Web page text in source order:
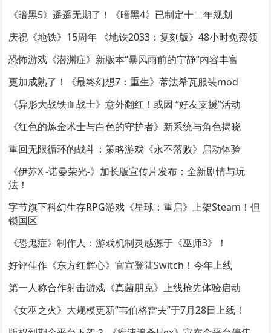
《暗黑5》遥遥无期了！《暗黑4》已制定十二年规划
庆祝《地铁》15周年 《地铁2033：复刻版》48小时免费领
恐怖游戏《潜渊症》新版本“暴风雨前的宁静”内容丰富
更加成熟了！《最终幻想7：重生》蒂法希瓦服装mod
《异形大战铁血战士》意外翻红！或因 “好友支援”活动
《红色的炼金术士与白色的守护者》新系统与角色揭晓
重回无限循环的战斗：策略游戏《永不落败》启动体验
《伊苏X -诺曼荣光-》加长版宣传片发布：全新剧情与玩
法！
字节旗下科幻生存RPG游戏《星球：重启》上架Steam！但
锁国区
《恐鬼症》制作人：游戏机制灵感源于《巫师3》！
好评佳作《东方红辉心》官宣登陆Switch！今年上线
第一人称合作射击游戏《真菌朋克》上线抢先体验启动
《女巫之火》大规模更新”韦伯格雷夫”于7月28日上线！